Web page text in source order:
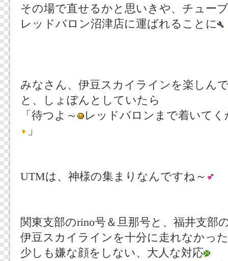
その場で直せるかと思いきや、チュー
レッドバロン沼津店に運ばれることに
みなさん、伊豆スカイラインを楽しん
と、しょぼんとしていたら
「待つよ～
レッドバロンまで着いて
」
UTMは、神様の集まりなんですね～
関東支部のrino号＆旦那号と、福井支部
伊豆スカイラインを十分に走れなかっ
少しも嫌な顔をしない、大人な対応